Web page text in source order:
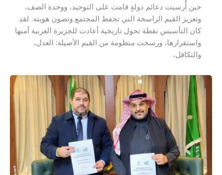
حين أُرسيت دعائم دولةٍ قامت على التوحيد، ووحدة الصف،
وتعزيز القيم الراسخة التي تحفظ المجتمع وتصون هويته. لقد
كان التأسيس نقطة تحول تاريخية أعادت للجزيرة العربية أمنها
واستقرارها، ورسخت منظومة من القيم الأصيلة: العدل،
والتكافل،